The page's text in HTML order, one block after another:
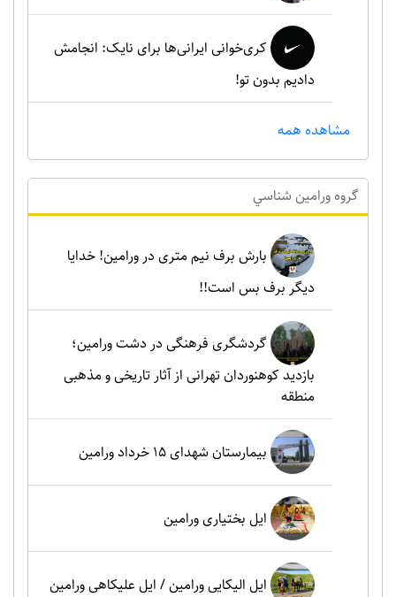
کری‌خوانی ایرانی‌ها برای نایک: انجامش
دادیم بدون تو!
مشاهده همه
گروه ورامين شناسي
بارش برف نیم متری در ورامین! خدایا
دیگر برف بس است!!
گردشگری فرهنگی در دشت ورامین؛
بازدید کوهنوردان تهرانی از آثار تاریخی و مذهبی
منطقه
بیمارستان شهدای 15 خرداد ورامین
ایل بختیاری ورامین
ایل الیکایی ورامین / ایل علیکاهی ورامین